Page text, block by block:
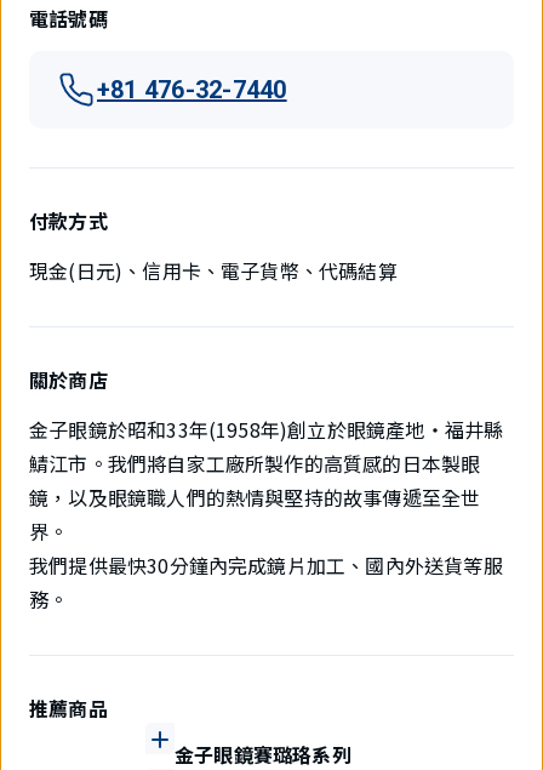
電話號碼
+81 476-32-7440
付款方式
現金(日元)、信用卡、電子貨幣、代碼結算
關於商店
金子眼鏡於昭和33年(1958年)創立於眼鏡產地・福井縣
鯖江市。我們將自家工廠所製作的高質感的日本製眼
鏡，以及眼鏡職人們的熱情與堅持的故事傳遞至全世
界。
我們提供最快30分鐘內完成鏡片加工、國內外送貨等服
務。
推薦商品
金子眼鏡賽璐珞系列